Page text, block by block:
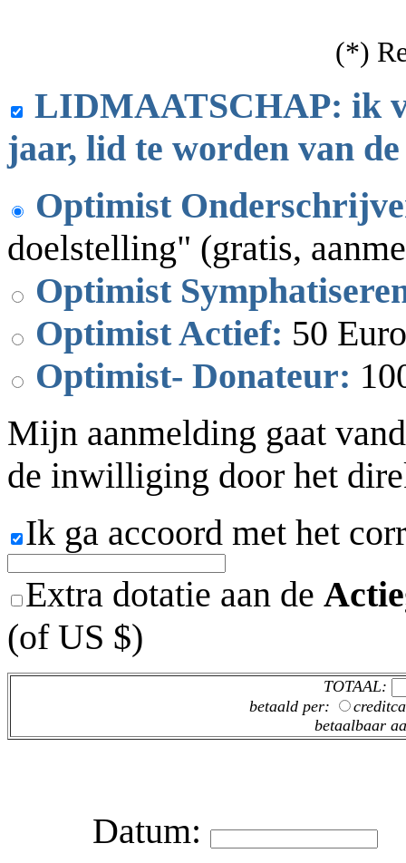
(*)
LIDMAATSCHAP: ik
jaar, lid te worden van
Optimist
doelstelling" (gratis,
Optimist
Optimist Actief: 50
Optimist- Donateur:
Mijn aanmelding gaat
de inwilliging door het
Ik ga accoord met het
Extra dotatie aan de
(of US $)
TOTAAL:
betaald per:
betaalbaar
Datum: